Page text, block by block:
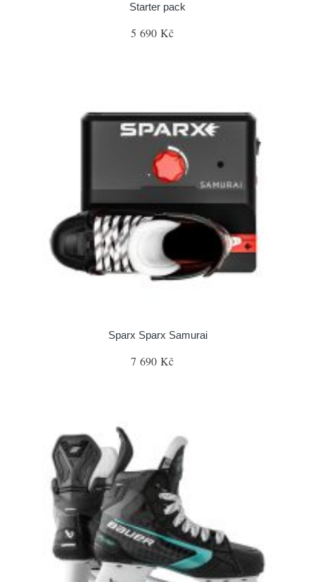
Starter pack
5 690 Kč
Sparx Sparx Samurai
7 690 Kč